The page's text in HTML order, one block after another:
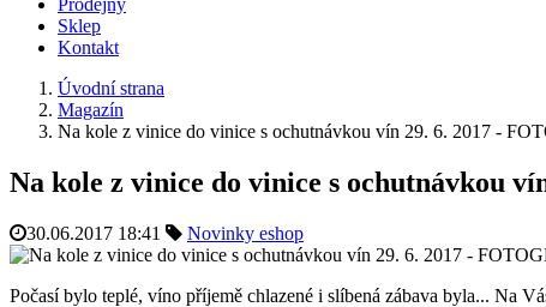
Prodejny
Sklep
Kontakt
Úvodní strana
Magazín
Na kole z vinice do vinice s ochutnávkou vín 29. 6. 2017 -
Na kole z vinice do vinice s ochutnávkou
30.06.2017 18:41 Novinky eshop
Počasí bylo teplé, víno příjemě chlazené i slíbená zábava byla... Na